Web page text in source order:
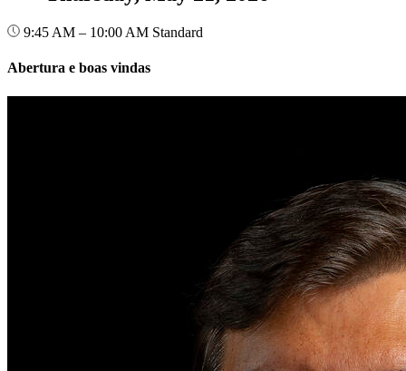
9:45 AM – 10:00 AM Standard
Abertura e boas vindas